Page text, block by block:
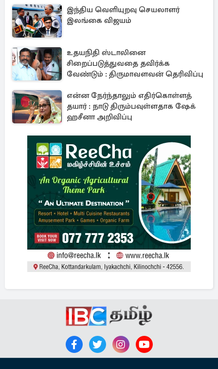
இந்திய வெளியுறவு செயலாளர்
இலங்கை விஜயம்
உதயநிதி ஸ்டாலினை
சிறைப்படுத்துவதை தவிர்க்க
வேண்டும் : திருமாவளவன் தெரிவிப்பு
என்ன நேர்ந்தாலும் எதிர்கொள்ளத்
தயார் : நாடு திரும்பவுள்ளதாக ஷேக்
ஹசீனா அறிவிப்பு